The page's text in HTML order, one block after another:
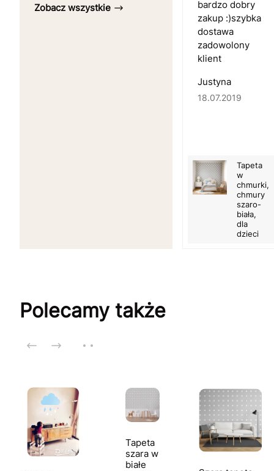
Zobacz wszystkie
bardzo dobry
zakup :)szybka
dostawa
zadowolony
klient
Justyna
18.07.2019
Tapeta
w
chmurki,
chmury
szaro-
biała,
dla
dzieci
Polecamy także
Tapeta
szara w
białe